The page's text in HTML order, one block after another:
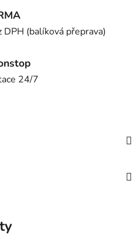
DPH (balíková přeprava)
24/7